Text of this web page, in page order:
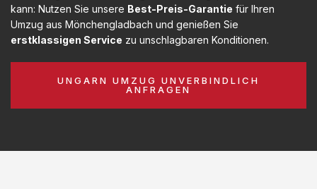
kann: Nutzen Sie unsere Best-Preis-Garantie für Ihren
Umzug aus Mönchengladbach und genießen Sie
erstklassigen Service zu unschlagbaren Konditionen.
UNGARN UMZUG UNVERBINDLICH
ANFRAGEN